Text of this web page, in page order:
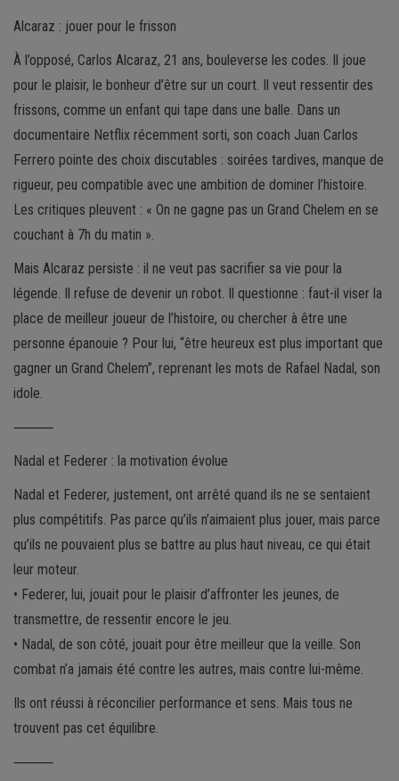
Alcaraz : jouer pour le frisson
À l’opposé, Carlos Alcaraz, 21 ans, bouleverse les codes. Il joue
pour le plaisir, le bonheur d’être sur un court. Il veut ressentir des
frissons, comme un enfant qui tape dans une balle. Dans un
documentaire Netflix récemment sorti, son coach Juan Carlos
Ferrero pointe des choix discutables : soirées tardives, manque de
rigueur, peu compatible avec une ambition de dominer l’histoire.
Les critiques pleuvent : « On ne gagne pas un Grand Chelem en se
couchant à 7h du matin ».
Mais Alcaraz persiste : il ne veut pas sacrifier sa vie pour la
légende. Il refuse de devenir un robot. Il questionne : faut-il viser la
place de meilleur joueur de l’histoire, ou chercher à être une
personne épanouie ? Pour lui, “être heureux est plus important que
gagner un Grand Chelem”, reprenant les mots de Rafael Nadal, son
idole.
⸻
Nadal et Federer : la motivation évolue
Nadal et Federer, justement, ont arrêté quand ils ne se sentaient
plus compétitifs. Pas parce qu’ils n’aimaient plus jouer, mais parce
qu’ils ne pouvaient plus se battre au plus haut niveau, ce qui était
leur moteur.
• Federer, lui, jouait pour le plaisir d’affronter les jeunes, de
transmettre, de ressentir encore le jeu.
• Nadal, de son côté, jouait pour être meilleur que la veille. Son
combat n’a jamais été contre les autres, mais contre lui-même.
Ils ont réussi à réconcilier performance et sens. Mais tous ne
trouvent pas cet équilibre.
⸻